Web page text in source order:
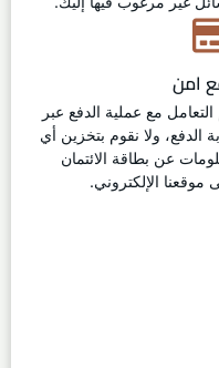
امن
التعامل مع عملية الدفع عبر
الدفع، ولا نقوم بتخزين أي
عن بطاقة الائتمان
موقعنا الإلكتروني.